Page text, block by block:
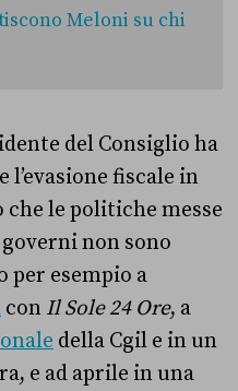
Meloni su chi
del Consiglio ha
fiscale in
che le politiche messe
non sono
per esempio a
con Il Sole 24 Ore, a
della Cgil e in un
e ad aprile in una